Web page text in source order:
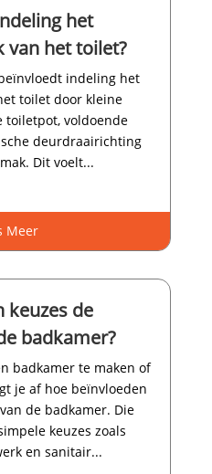
het
van het toilet?
indeling het
toilet door kleine
toiletpot, voldoende
deurdraairichting
Dit voelt...
Meer
keuzes de
badkamer?
badkamer te maken of
je af hoe beïnvloeden
de badkamer.​ Die
keuzes zoals
en sanitair...